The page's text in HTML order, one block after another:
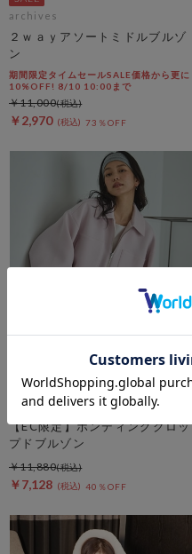
archives
２ｗａｙアソートミドルブルゾ
ン
期間限定タイムセールSALE価格から更に
10%OFF! 8/10 10:00まで
￥2,970 73％OFF
￥11,000
DOUX ARCHIVES
【EC限定】ボンディングクロッ
プドブルゾン
￥7,128 40％OFF
￥11,880